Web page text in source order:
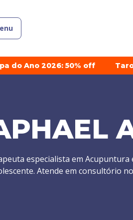
do Ano 2026: 50% off
especialista em Acupuntura
Atende em consultório